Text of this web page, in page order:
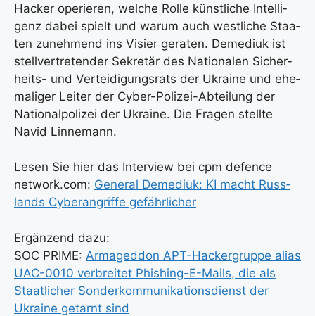
Hacker ope­rie­ren, wel­che Rol­le künst­li­che Intel­li­
genz dabei spielt und war­um auch west­li­che Staa­
ten zuneh­mend ins Visier gera­ten. Deme­di­uk ist
stell­ver­tre­ten­der Sekre­tär des Natio­na­len Sicher­
heits- und Ver­tei­di­gungs­rats der Ukrai­ne und ehe­
ma­li­ger Lei­ter der Cyber-Poli­zei-Abtei­lung der
Natio­nal­po­li­zei der Ukrai­ne. Die Fra­gen stell­te
Navid Lin­ne­mann.
Lesen Sie hier das Inter­view bei cpm defence
network.com: Gene­ral Deme­di­uk: KI macht Russ­
lands Cyber­an­grif­fe gefähr­li­cher
Ergän­zend dazu:
SOC PRIME: Arma­ged­don APT-Hacker­grup­pe ali­as
UAC-0010 ver­brei­tet Phis­hing-E-Mails, die als
Staat­li­cher Son­der­kom­mu­ni­ka­ti­ons­dienst der
Ukrai­ne getarnt sind